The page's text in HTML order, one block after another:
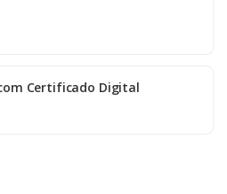
Certificado Digital